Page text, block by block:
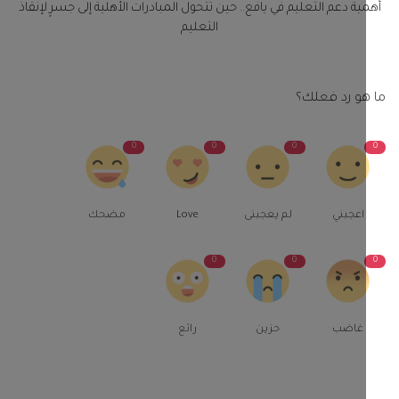
دعم التعليم في يافع.. حين تتحول المبادرات الأهلية إلى جسرٍ لإنقاذ
التعليم
رد فعلك؟
لم يعجبنى مضحك